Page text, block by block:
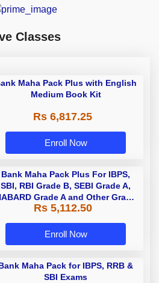
Classes
Maha Pack Plus with English
Medium Book Kit
Rs 6,817.25
Enroll Now
Bank Maha Pack Plus For IBPS,
SBI, RBI Grade B, SEBI Grade A,
Grade A and Other Grade
A & Grade B Bank Exams
Rs 5,112.50
Enroll Now
Maha Pack for IBPS, RRB &
SBI Exams